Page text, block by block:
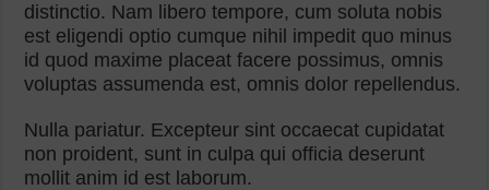
distinctio. Nam libero tempore, cum soluta nobis
est eligendi optio cumque nihil impedit quo minus
id quod maxime placeat facere possimus, omnis
voluptas assumenda est, omnis dolor repellendus.
Nulla pariatur. Excepteur sint occaecat cupidatat
non proident, sunt in culpa qui officia deserunt
mollit anim id est laborum.